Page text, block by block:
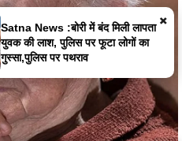
×
Satna News :बोरी में बंद मिली लापता
युवक की लाश, पुलिस पर फूटा लोगों का
गुस्सा,पुलिस पर पथराव